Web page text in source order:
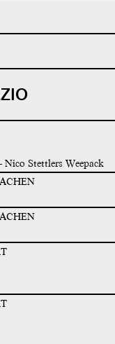
Stettlers Weepack